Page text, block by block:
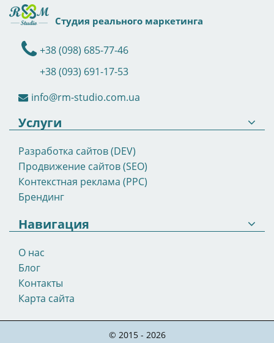
Студия реального маркетинга
+38 (098) 685-77-46
+38 (093) 691-17-53
info@rm-studio.com.ua
Услуги
Разработка сайтов (DEV)
Продвижение сайтов (SEO)
Контекстная реклама (PPC)
Брендинг
Навигация
О нас
Блог
Контакты
Карта сайта
© 2015 - 2026